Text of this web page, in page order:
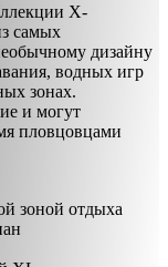
Х-
самых
дизайну
водных игр
зонах.
и могут
пловцовцами
зоной отдыха